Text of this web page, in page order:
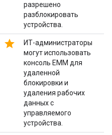
разрешено
разблокировать
устройства.
star
ИТ-администраторы
могут использовать
консоль EMM для
удаленной
блокировки и
удаления рабочих
данных с
управляемого
устройства.